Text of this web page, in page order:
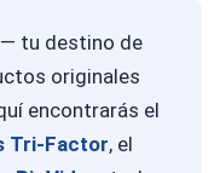
tu destino de
originales
encontrarás el
Tri-Factor, el